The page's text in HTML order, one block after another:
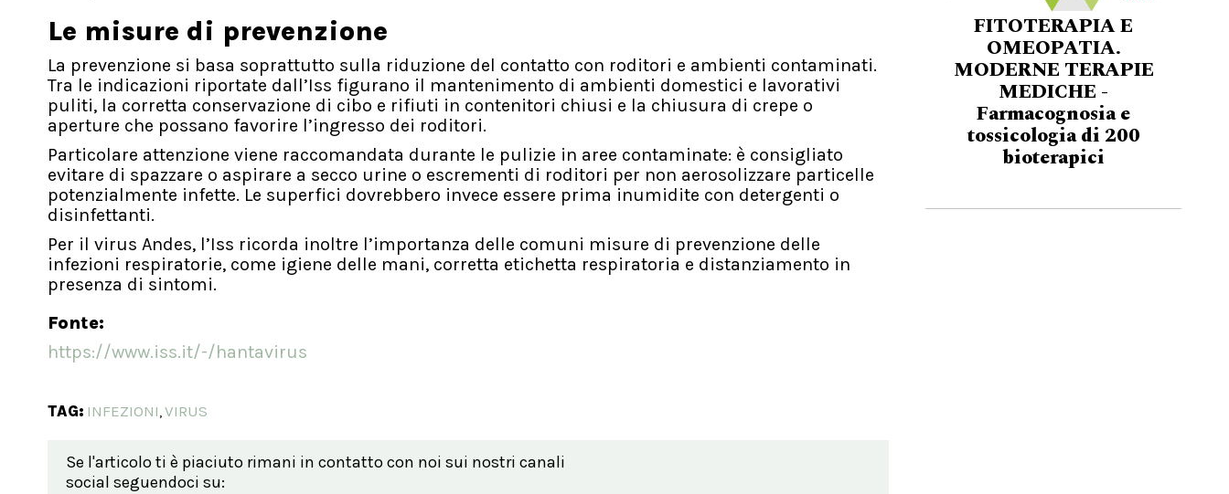
Le misure di prevenzione
La prevenzione si basa soprattutto sulla riduzione del contatto con roditori e ambienti contaminati.
Tra le indicazioni riportate dall’Iss figurano il mantenimento di ambienti domestici e lavorativi
puliti, la corretta conservazione di cibo e rifiuti in contenitori chiusi e la chiusura di crepe o
aperture che possano favorire l’ingresso dei roditori.
Particolare attenzione viene raccomandata durante le pulizie in aree contaminate: è consigliato
evitare di spazzare o aspirare a secco urine o escrementi di roditori per non aerosolizzare particelle
potenzialmente infette. Le superfici dovrebbero invece essere prima inumidite con detergenti o
disinfettanti.
Per il virus Andes, l’Iss ricorda inoltre l’importanza delle comuni misure di prevenzione delle
infezioni respiratorie, come igiene delle mani, corretta etichetta respiratoria e distanziamento in
presenza di sintomi.
Fonte:
https://www.iss.it/-/hantavirus
TAG: INFEZIONI,VIRUS
Se l'articolo ti è piaciuto rimani in contatto con noi sui nostri canali
social seguendoci su:
FITOTERAPIA E
OMEOPATIA.
MODERNE TERAPIE
MEDICHE -
Farmacognosia e
tossicologia di 200
bioterapici